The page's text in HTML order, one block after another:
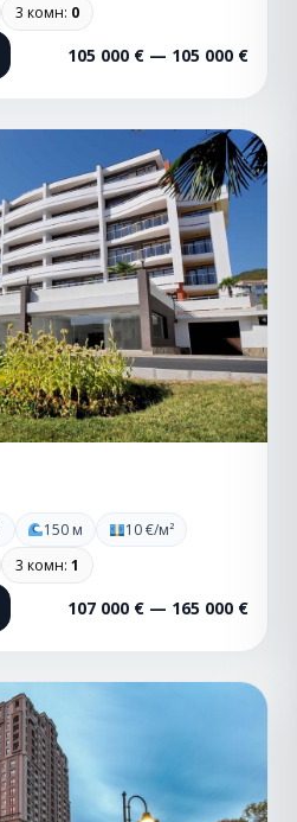
3 комн: 0
105 000 € — 105 000 €
150 м
10 €/м²
3 комн: 1
107 000 € — 165 000 €